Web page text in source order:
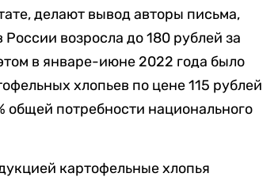
делают вывод авторы письма,
возросла до 180 рублей за
в январе-июне 2022 года было
хлопьев по цене 115 рублей
общей потребности национального
картофельные хлопья